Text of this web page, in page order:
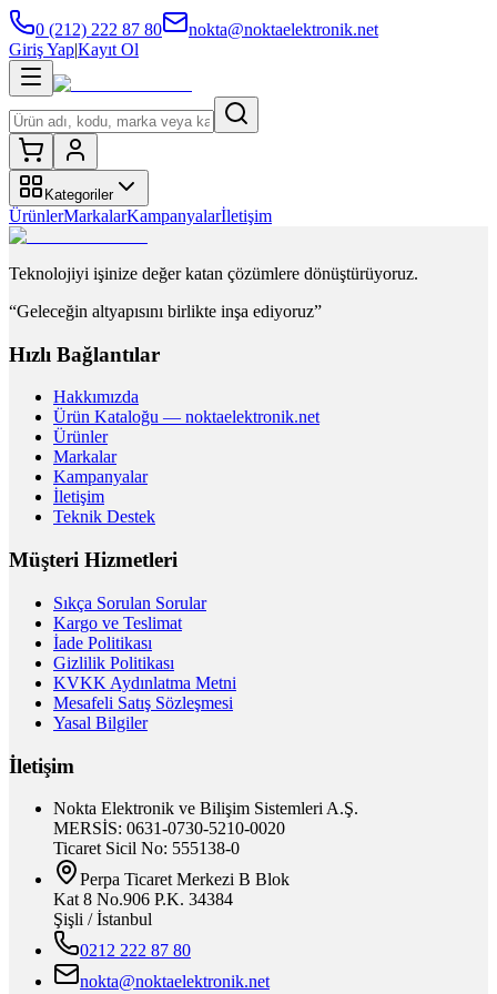
0 (212) 222 87 80
nokta@noktaelektronik.net
Giriş Yap|Kayıt Ol
Kategoriler
ÜrünlerMarkalarKampanyalarİletişim
Teknolojiyi işinize değer katan çözümlere dönüştürüyoruz.
“Geleceğin altyapısını birlikte inşa ediyoruz”
Hızlı Bağlantılar
Hakkımızda
Ürün Kataloğu — noktaelektronik.net
Ürünler
Markalar
Kampanyalar
İletişim
Teknik Destek
Müşteri Hizmetleri
Sıkça Sorulan Sorular
Kargo ve Teslimat
İade Politikası
Gizlilik Politikası
KVKK Aydınlatma Metni
Mesafeli Satış Sözleşmesi
Yasal Bilgiler
İletişim
Nokta Elektronik ve Bilişim Sistemleri A.Ş.
MERSİS: 0631-0730-5210-0020
Ticaret Sicil No: 555138-0
Perpa Ticaret Merkezi B Blok
Kat 8 No.906 P.K. 34384
Şişli / İstanbul
0212 222 87 80
nokta@noktaelektronik.net